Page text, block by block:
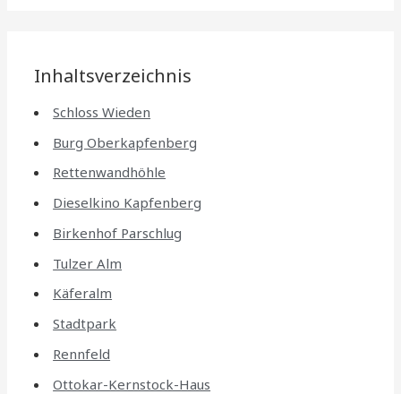
Inhaltsverzeichnis
Schloss Wieden
Burg Oberkapfenberg
Rettenwandhöhle
Dieselkino Kapfenberg
Birkenhof Parschlug
Tulzer Alm
Käferalm
Stadtpark
Rennfeld
Ottokar-Kernstock-Haus